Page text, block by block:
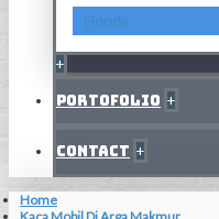
Honda
+
Portofolio +
Contact +
Home